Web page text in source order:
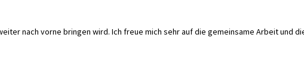
nach vorne bringen wird. Ich freue mich sehr auf die gemeinsame Arbeit und